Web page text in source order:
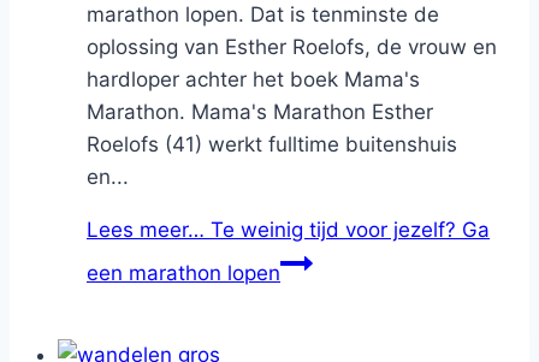
marathon lopen. Dat is tenminste de
oplossing van Esther Roelofs, de vrouw en
hardloper achter het boek Mama's
Marathon. Mama's Marathon Esther
Roelofs (41) werkt fulltime buitenshuis
en...
Lees meer… Te weinig tijd voor jezelf? Ga
een marathon lopen